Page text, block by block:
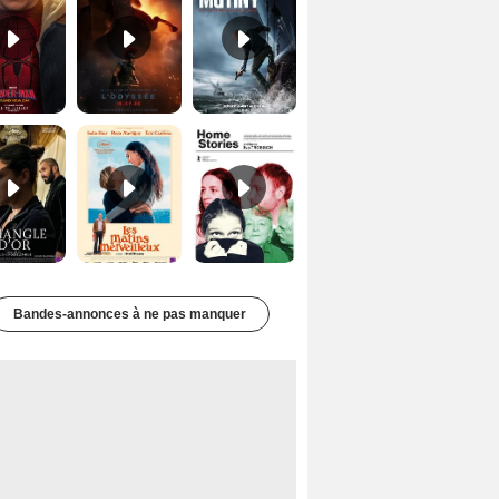
Les Matins merveilleux Bande-annonce VF Home stories Bande-annonce VO STFR
Bandes-annonces à ne pas manquer